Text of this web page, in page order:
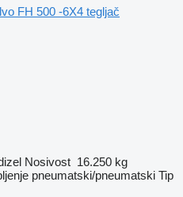
FH 500 -6X4 tegljač
Nosivost 16.250 kg
pneumatski/pneumatski Tip